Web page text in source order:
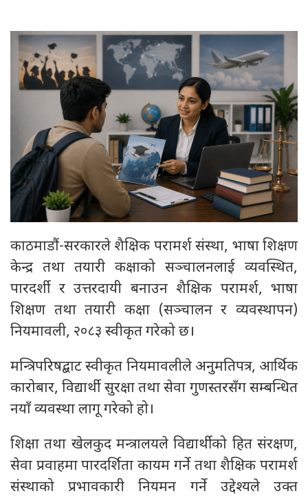
काठमाडौं-सरकारले शैक्षिक परामर्श संस्था, भाषा शिक्षण
केन्द्र तथा तयारी कक्षाको सञ्चालनलाई व्यवस्थित,
पारदर्शी र उत्तरदायी बनाउन शैक्षिक परामर्श, भाषा
शिक्षण तथा तयारी कक्षा (सञ्चालन र व्यवस्थापन)
नियमावली, २०८३ स्वीकृत गरेको छ।
मन्त्रिपरिषद्बाट स्वीकृत नियमावलीले अनुमतिपत्र, आर्थिक
कारोबार, विद्यार्थी सुरक्षा तथा सेवा गुणस्तरसँग सम्बन्धित
नयाँ व्यवस्था लागू गरेको हो।
शिक्षा तथा खेलकुद मन्त्रालयले विद्यार्थीको हित संरक्षण,
सेवा प्रवाहमा पारदर्शिता कायम गर्ने तथा शैक्षिक परामर्श
संस्थाको प्रभावकारी नियमन गर्ने उद्देश्यले उक्त